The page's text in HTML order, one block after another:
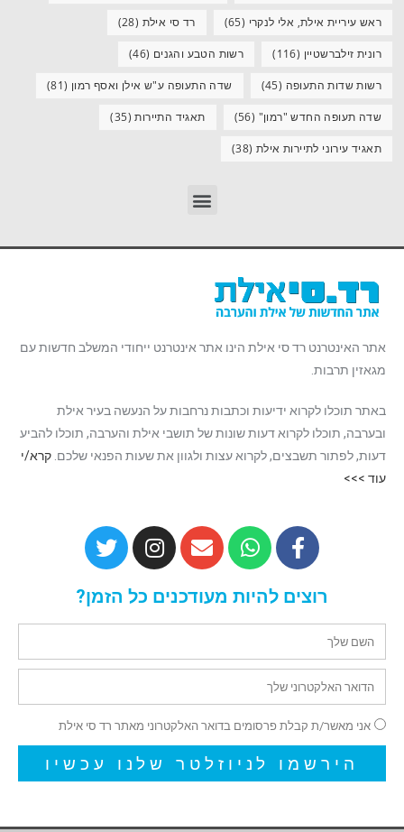
ראש עיריית אילת, אלי לנקרי (65) רד סי אילת (28)
רונית זילברשטיין (116) רשות הטבע והגנים (46)
רשות שדות התעופה (45) שדה התעופה ע"ש אילן ואסף רמון (81)
שדה תעופה החדש "רמון" (56) תאגיד התיירות(35)
תאגיד עירוני לתיירות אילת (38)
אתר האינטרנט רד סי אילת הינו אתר אינטרנט ייחודי המשלב חדשות עם
מגאזין תרבות.
באתר תוכלו לקרוא ידיעות וכתבות נרחבות על הנעשה בעיר אילת
ובערבה, תוכלו לקרוא דעות שונות של תושבי אילת והערבה, תוכלו להביע
דעות, לפתור תשבצים, לקרוא עצות ולגוון את שעות הפנאי שלכם. קרא/י
עוד >>>
רוצים להיות מעודכנים כל הזמן?
אני מאשר/ת קבלת פרסומים בדואר האלקטרוני מאתר רד סי אילת
הירשמו לניוזלטר שלנו עכשיו